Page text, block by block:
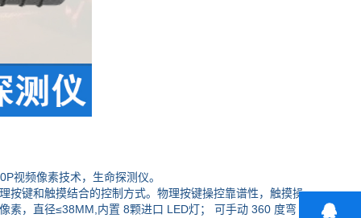
频像素技术，生命探测仪。
键和触摸结合的控制方式。物理按键操控靠谱性，触摸操
素，直径≤38MM,内置 8颗进口 LED灯； 可手动 360 度弯